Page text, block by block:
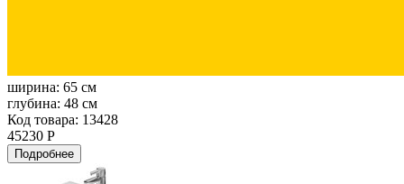
ширина: 65 см
глубина: 48 см
Код товара: 13428
45230 Р
Подробнее